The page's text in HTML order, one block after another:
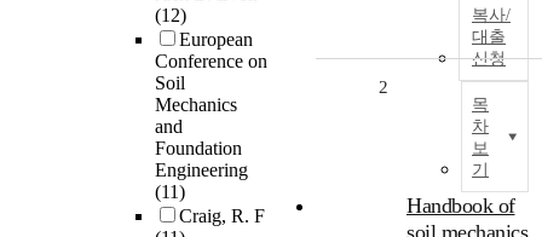
(12)
European
Conference on
Soil
Mechanics
and
Foundation
Engineering
(11)
Craig, R. F
복사/
대출
신청
목
차
보
기
2
Handbook of